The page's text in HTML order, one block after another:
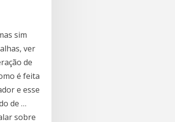
sim
ver
de
é feita
e esse
de …
sobre